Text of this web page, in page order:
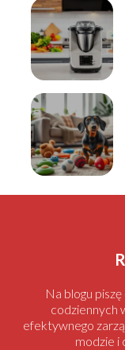
Na blogu
codziennych
efektywnego
modzie i